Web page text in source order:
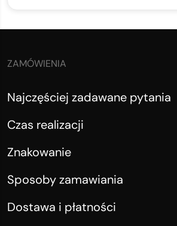
ZAMÓWIENIA
Najczęściej zadawane pytania
Czas realizacji
Znakowanie
Sposoby zamawiania
Dostawa i płatności